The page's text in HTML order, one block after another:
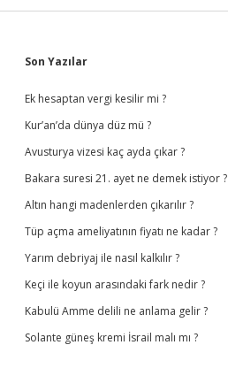
Sidebar
Son Yazılar
Ek hesaptan vergi kesilir mi ?
Kur’an’da dünya düz mü ?
Avusturya vizesi kaç ayda çıkar ?
Bakara suresi 21. ayet ne demek istiyor ?
Altın hangi madenlerden çıkarılır ?
Tüp açma ameliyatının fiyatı ne kadar ?
Yarım debriyaj ile nasıl kalkılır ?
Keçi ile koyun arasındaki fark nedir ?
Kabulü Amme delili ne anlama gelir ?
Solante güneş kremi İsrail malı mı ?